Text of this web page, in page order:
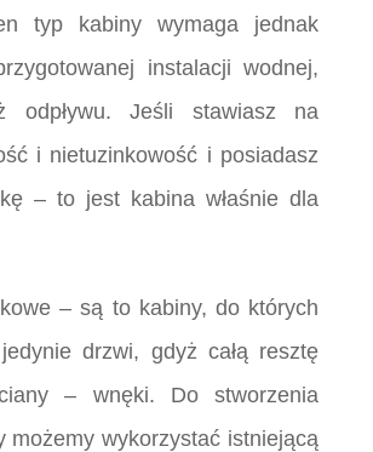
typ kabiny wymaga jednak
instalacji wodnej,
odpływu. Jeśli stawiasz na
i nietuzinkowość i posiadasz
– to jest kabina właśnie dla
– są to kabiny, do których
drzwi, gdyż całą resztę
– wnęki. Do stworzenia
możemy wykorzystać istniejącą